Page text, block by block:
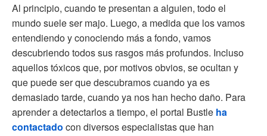
Al principio, cuando te presentan a alguien, todo el
mundo suele ser majo. Luego, a medida que los vamos
entendiendo y conociendo más a fondo, vamos
descubriendo todos sus rasgos más profundos. Incluso
aquellos tóxicos que, por motivos obvios, se ocultan y
que puede ser que descubramos cuando ya es
demasiado tarde, cuando ya nos han hecho daño. Para
aprender a detectarlos a tiempo, el portal Bustle ha
contactado con diversos especialistas que han